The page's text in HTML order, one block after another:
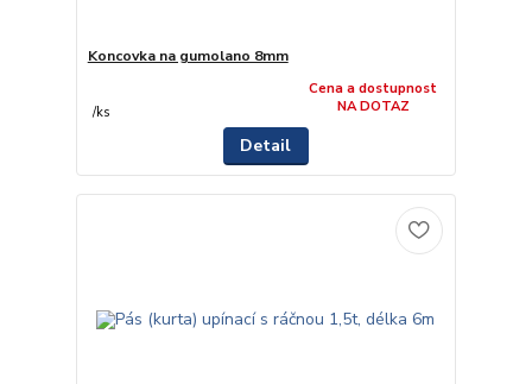
Koncovka na gumolano 8mm
/ks
Cena a dostupnost
NA DOTAZ
Detail